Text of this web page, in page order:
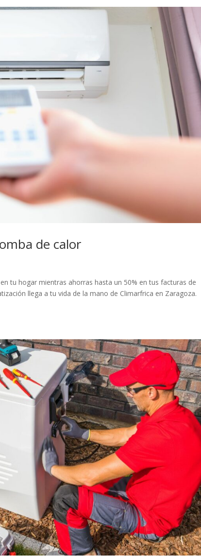
de calor
tu hogar mientras ahorras hasta un 50% en tus facturas de
llega a tu vida de la mano de Climarfrica en Zaragoza.